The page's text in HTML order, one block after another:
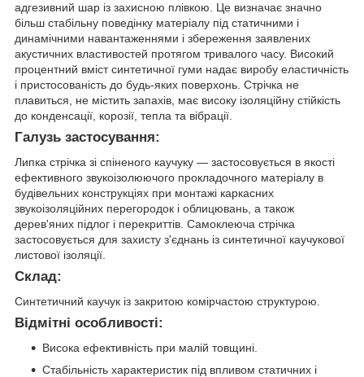
адгезивний шар із захисною плівкою. Це визначає значно
більш стабільну поведінку матеріалу під статичними і
динамічними навантаженнями і збереження заявлених
акустичних властивостей протягом тривалого часу. Високий
процентний вміст синтетичної гуми надає виробу еластичність
і пристосованість до будь-яких поверхонь. Стрічка не
плавиться, не містить запахів, має високу ізоляційну стійкість
до конденсації, корозії, тепла та вібрації.
Галузь застосування:
Липка стрічка зі спіненого каучуку ― застосовується в якості
ефективного звукоізолюючого прокладочного матеріалу в
будівельних конструкціях при монтажі каркасних
звукоізоляційних перегородок і облицювань, а також
дерев'яних підлог і перекриттів. Самоклеюча стрічка
застосовується для захисту з'єднань із синтетичної каучукової
листової ізоляції.
Склад:
Синтетичний каучук із закритою комірчастою структурою.
Відмітні особливості:
Висока ефективність при малій товщині.
Стабільність характеристик під впливом статичних і